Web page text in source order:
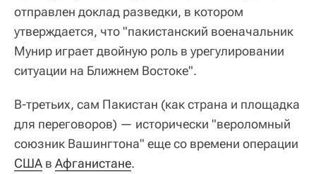
отправлен доклад разведки, в котором
утверждается, что "пакистанский военачальник
Мунир играет двойную роль в урегулировании
ситуации на Ближнем Востоке".
В-третьих, сам Пакистан (как страна и площадка
для переговоров) — исторически "вероломный
союзник Вашингтона" еще со времени операции
США в Афганистане.